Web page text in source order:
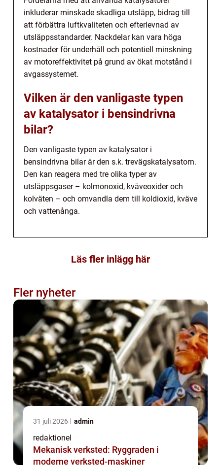
inkluderar minskade skadliga utsläpp, bidrag till
att förbättra luftkvaliteten och efterlevnad av
utsläppsstandarder. Nackdelar kan vara höga
kostnader för underhåll och potentiell minskning
av motoreffektivitet på grund av ökat motstånd i
avgassystemet.
Vilken är den vanligaste typen
av katalysator i bensindrivna
bilar?
Den vanligaste typen av katalysator i
bensindrivna bilar är den s.k. trevägskatalysatorn.
Den kan reagera med tre olika typer av
utsläppsgaser – kolmonoxid, kväveoxider och
kolväten – och omvandla dem till koldioxid, kväve
och vattenånga.
Läs fler inlägg här
Fler nyheter
31 juli 2026 admin
redaktionel
Mekanisk verksted: Ryggraden i
moderne verksted-maskiner